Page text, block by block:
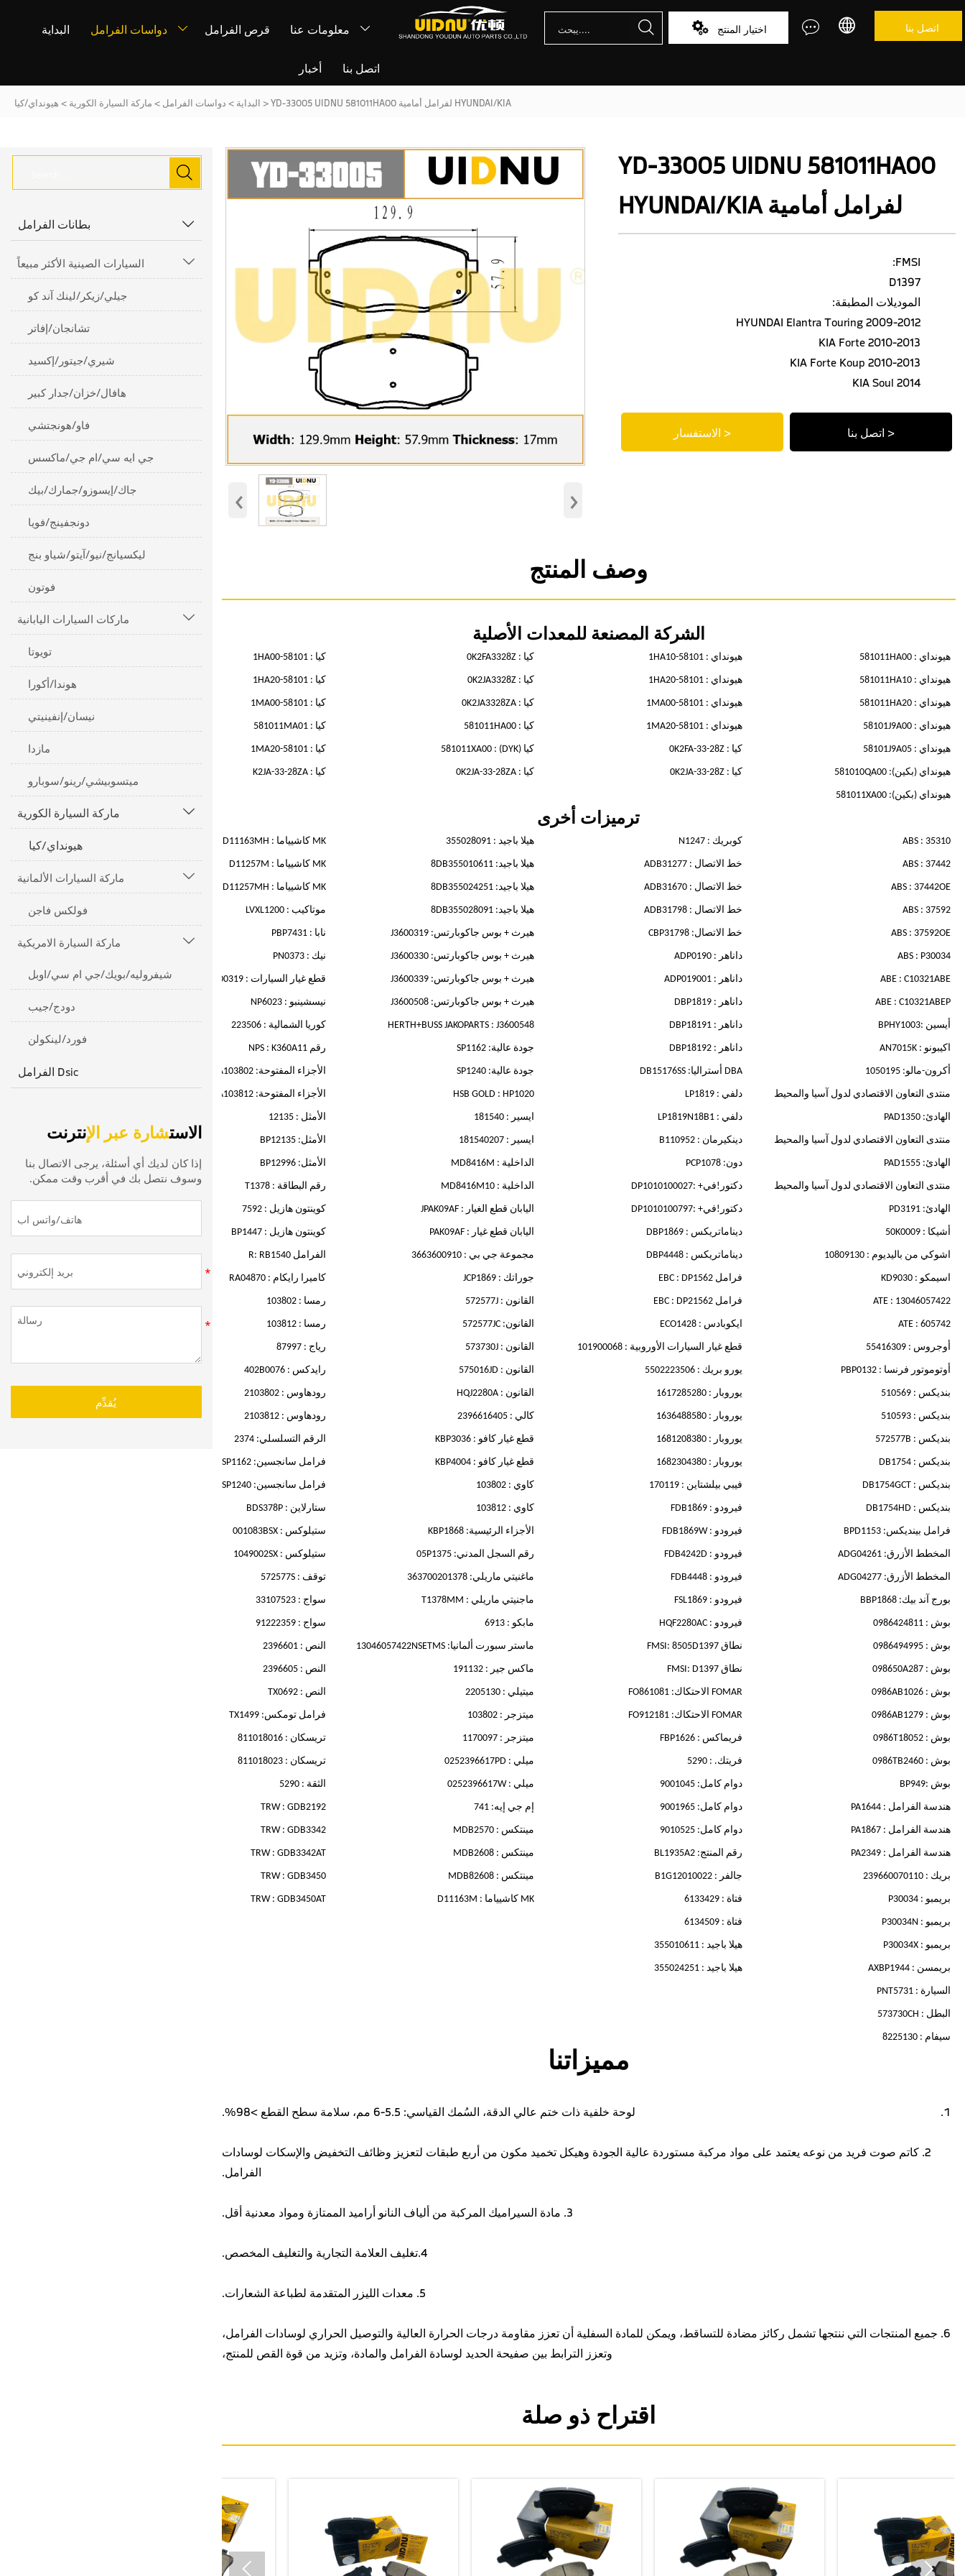
البداية دواسات الفرامل  قرص الفرامل معلومات عنا 
أخبار اتصل بنا
  اختيار المنتج   اتصل بنا
البداية>دواسات الفرامل>ماركة السيارة الكورية>هيونداي/كيا > YD-33005 UIDNU 581011HA00 لفرامل أمامية HYUNDAI/KIA

بطانات الفرامل 
السيارات الصينية الأكثر مبيعاً 
جيلي/زيكر/لينك آند كو
تشانجان/إفاتر
شيري/جيتور/إكسيد
هافال/خزان/جدار كبير
فاو/هونجتشي
جي ايه سي/ام جي/ماكسس
جاك/إيسوزو/جمارك/بيك
دونجفينج/فويا
ليكسيانج/نيو/آيتو/شياو بنج
فوتون
ماركات السيارات اليابانية

تويوتا
هوندا/أكورا
نيسان/إنفينيتي
مازدا
ميتسوبيشي/رينو/سوبارو
ماركة السيارة الكورية 
هيونداي/كيا
ماركة السيارات الألمانية 
فولكس فاجن
ماركة السيارة الامريكية

شيفروليه/بويك/جي ام سي/اوبل
دودج/جيب
فورد/لينكولن
الفرامل Dsic
الاستشارة عبر الإنترنت
إذا كان لديك أي أسئلة، يرجى الاتصال بنا
وسوف نتصل بك في أقرب وقت ممكن.
يُقدِّم
‹ ›
YD-33005 UIDNU 581011HA00
لفرامل أمامية HYUNDAI/KIA
FMSI:
D1397
الموديلات المطبقة:
HYUNDAI Elantra Touring 2009-2012
KIA Forte 2010-2013
KIA Forte Koup 2010-2013
KIA Soul 2014
الاستفسار > اتصل بنا >
وصف المنتج
الشركة المصنعة للمعدات الأصلية
هيونداي : 581011HA00
هيونداي : 581011HA10
هيونداي : 581011HA20
هيونداي : 58101J9A00
هيونداي : 58101J9A05
هيونداي (بكين): 581010QA00
هيونداي (بكين): 581011XA00
هيونداي : 58101-1HA10
هيونداي : 58101-1HA20
هيونداي : 58101-1MA00
هيونداي : 58101-1MA20
كيا : 0K2FA-33-28Z
كيا : 0K2JA-33-28Z
كيا : 0K2FA3328Z
كيا : 0K2JA3328Z
كيا : 0K2JA3328ZA
كيا : 581011HA00
كيا (DYK) : 581011XA00
كيا : 0K2JA-33-28ZA
كيا : 58101-1HA00
كيا : 58101-1HA20
كيا : 58101-1MA00
كيا : 581011MA01
كيا : 58101-1MA20
كيا : K2JA-33-28ZA
ترميزات أخرى
ABS : 35310
ABS : 37442
ABS : 37442OE
ABS : 37592
ABS : 37592OE
ABS : P30034
ABE : C10321ABE
ABE : C10321ABEP
أيسين :BPHY1003
اكيبونو : AN7015K
أكرون-مالو: 1050195
منتدى التعاون الاقتصادي لدول آسيا والمحيط
الهادئ: PAD1350
منتدى التعاون الاقتصادي لدول آسيا والمحيط
الهادئ: PAD1555
منتدى التعاون الاقتصادي لدول آسيا والمحيط
الهادئ: PD3191
أشيكا : 50K0009
اشوكي من باليديوم : 10809130
اسيمكو : KD9030
ATE : 13046057422
ATE : 605742
أوجروس : 55416309
أوتوموتور فرنسا : PBP0132
بنديكس : 510569
بنديكس : 510593
بنديكس : 572577B
بنديكس : DB1754
بنديكس : DB1754GCT
بنديكس : DB1754HD
فرامل بينديكس: BPD1153
المخطط الأزرق: ADG04261
المخطط الأزرق: ADG04277
بورج آند بيك: BBP1868
بوش : 0986424811
بوش : 0986494995
بوش : 098650A287
بوش : 0986AB1026
بوش : 0986AB1279
بوش : 0986T18052
بوش : 0986TB2460
بوش :BP949
هندسة الفرامل : PA1644
هندسة الفرامل : PA1867
هندسة الفرامل : PA2349
بريك : 239660070110
بريمبو : P30034
بريمبو : P30034N
بريمبو : P30034X
بريمسن : AXBP1944
السيارة : PNT5731
البطل : 573730CH
سيفام : 8225130
كوبريك : N1247
خط الاتصال : ADB31277
خط الاتصال : ADB31670
خط الاتصال : ADB31798
خط الاتصال: CBP31798
داناهر : ADP0190
داناهر : ADP019001
داناهر : DBP1819
داناهر : DBP18191
داناهر : DBP18192
DBA أستراليا: DB15176SS
دلفي : LP1819
دلفي : LP1819N18B1
دينكيرمان : B110952
دون: PCP1078
دكتور!في+ :DP1010100027
دكتور!في+ :DP1010100797
ديناماتريكس : DBP1869
ديناماتريكس : DBP4448
فرامل EBC : DP1562
فرامل EBC : DP21562
ايكوبادس : ECO1428
قطع غيار السيارات الأوروبية : 101900068
يورو بريك : 5502223506
يوروبار : 1617285280
يوروبار : 1636488580
يوروبار : 1681208380
يوروبار : 1682304380
فيبي بيلشتاين : 170119
فيرودو : FDB1869
فيرودو : FDB1869W
فيرودو : FDB4242D
فيرودو : FDB4448
فيرودو : FSL1869
فيرودو : HQF2280AC
نطاق FMSI: 8505D1397
نطاق FMSI: D1397
FOMAR الاحتكاك: FO861081
FOMAR الاحتكاك: FO912181
فريماكس : FBP1626
فريتك. : 5290
دوام كامل: 9001045
دوام كامل: 9001965
دوام كامل: 9010525
رقم المنتج: BL1935A2
جالفر : B1G12010022
فتاة : 6133429
فتاة : 6134509
هيلا باجيد : 355010611
هيلا باجيد : 355024251
هيلا باجيد : 355028091
هيلا باجيد: 8DB355010611
هيلا باجيد: 8DB355024251
هيلا باجيد: 8DB355028091
هيرث + بوس جاكوبارتس: J3600319
هيرث + بوس جاكوبارتس: J3600330
هيرث + بوس جاكوبارتس: J3600339
هيرث + بوس جاكوبارتس: J3600508
HERTH+BUSS JAKOPARTS : J3600548
جودة عالية: SP1162
جودة عالية: SP1240
HSB GOLD : HP1020
ايسير : 181540
ايسير : 181540207
الداخلية : MD8416M
الداخلية : MD8416M10
اليابان قطع الغيار : JPAK09AF
اليابان قطع غيار : PAK09AF
مجموعة جي بي : 3663600910
جوراتك : JCP1869
القانون : 572577J
القانون: 572577JC
القانون : 573730J
القانون : 575016JD
القانون : HQJ2280A
كالي : 2396616405
قطع غيار كافو : KBP3036
قطع غيار كافو : KBP4004
كاوي : 103802
كاوي : 103812
الأجزاء الرئيسية: KBP1868
رقم السجل المدني: 05P1375
ماغنيتي ماريلي: 363700201378
ماجنيتي ماريلي : T1378MM
مابكو : 6913
ماستر سبورت ألمانيا: 13046057422NSETMS
ماكس جير : 191132
ميتيلي : 2205130
ميتزجر : 103802
ميتزجر : 1170097
ميلي : 0252396617PD
ميلي : 0252396617W
إم جي إيه: 741
مينتكس : MDB2570
مينتكس : MDB2608
مينتكس : MDB82608
MK كاشيياما : D11163M
MK كاشيياما : D11163MH
MK كاشيياما : D11257M
MK كاشيياما : D11257MH
موتاكيب : LVXL1200
نابا : PBP7431
نيك : PN0373
قطع غيار السيارات : J3600319
نيسشينبو : NP6023
كوريا الشمالية : 223506
رقم NPS : K360A11
الأجزاء المفتوحة: BPA103802
الأجزاء المفتوحة: BPA103812
الأمثل : 12135
الأمثل: BP12135
الأمثل: BP12996
رقم البطاقة : T1378
كوينتون هازيل : 7592
كوينتون هازيل : BP1447
الفرامل R: RB1540
كاميرا رايكام : RA04870
رمسا : 103802
رمسا : 103812
رياج : 87997
رايدكس : 402B0076
رودهاوس : 2103802
رودهاوس : 2103812
الرقم التسلسلي: 2374
فرامل سانجسين: SP1162
فرامل سانجسين: SP1240
ستارلاين : BDS378P
ستيلوكس : 001083BSX
ستيلوكس : 1049002SX
توقف : 572577S
سواج : 33107523
سواج : 91222359
النص : 2396601
النص : 2396605
النص : TX0692
فرامل تومكس: TX1499
تريسكان : 811018016
تريسكان : 811018023
الثقة : 5290
TRW : GDB2192
TRW : GDB3342
TRW : GDB3342AT
TRW : GDB3450
TRW : GDB3450AT
مميزاتنا
لوحة خلفية ذات ختم عالي الدقة، السُمك القياسي: 5.5-6 مم، سلامة سطح القطع >98%.
2. كاتم صوت فريد من نوعه يعتمد على مواد مركبة مستوردة عالية الجودة وهيكل تخميد مكون من أربع طبقات لتعزيز وظائف التخفيض والإسكات لوسادات
الفرامل.
3. مادة السيراميك المركبة من ألياف النانو أراميد الممتازة ومواد معدنية أقل.
4.تغليف العلامة التجارية والتغليف المخصص.
5. معدات الليزر المتقدمة لطباعة الشعارات.
6. جميع المنتجات التي ننتجها تشمل ركائز مضادة للتساقط، ويمكن للمادة السفلية أن تعزز مقاومة درجات الحرارة العالية والتوصيل الحراري لوسادات الفرامل،
وتعزز الترابط بين صفيحة الحديد لوسادة الفرامل والمادة، وتزيد من قوة القص للمنتج،
اقتراح ذو صلة
 